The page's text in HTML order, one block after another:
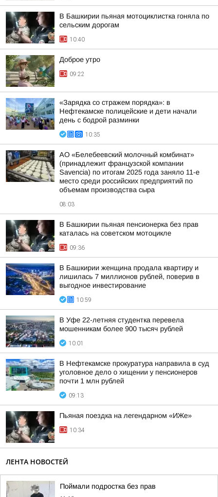
В Башкирии пьяная мотоциклистка гоняла по
сельским дорогам
10:40
Доброе утро
09:22
«Зарядка со стражем порядка»: в
Нефтекамске полицейские и дети начали
день с бодрой разминки
10:35
АО «Белебеевский молочный комбинат»
(принадлежит французской компании
Savencia) по итогам 2025 года заняло 11-е
место среди российских предприятий по
объемам производства сыра
08:03
В Башкирии пьяная пенсионерка без прав
каталась на советском мотоцикле
09:36
В Башкирии женщина продала квартиру и
лишилась 7 миллионов рублей, поверив в
выгодное инвестирование
10:59
В Уфе 22-летняя студентка перевела
мошенникам более 900 тысяч рублей
10:01
В Нефтекамске прокуратура направила в суд
уголовное дело о хищении у пенсионеров
почти 1 млн рублей
09:13
Пьяная поездка на легендарном «ИЖе»
10:34
ЛЕНТА НОВОСТЕЙ
Поймали подростка без прав